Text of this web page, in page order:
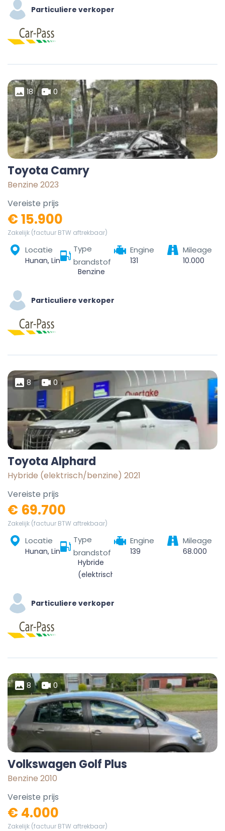
Particuliere verkoper
18 0
Toyota Camry
Benzine 2023
Vereiste prijs
€ 15.900
Zakelijk (factuur BTW aftrekbaar)
Locatie
Hunan, Linchuan District, Fuzhou City, Jiangxi, China
Type
brandstof
Benzine
Engine
131
Mileage
10.000
Particuliere verkoper
8 0
Toyota Alphard
Hybride (elektrisch/benzine) 2021
Vereiste prijs
€ 69.700
Zakelijk (factuur BTW aftrekbaar)
Locatie
Hunan, Linchuan District, Fuzhou City, Jiangxi, China
Type
brandstof
Hybride
(elektrisch/benzine)
Engine
139
Mileage
68.000
Particuliere verkoper
8 0
Volkswagen Golf Plus
Benzine 2010
Vereiste prijs
€ 4.000
Zakelijk (factuur BTW aftrekbaar)